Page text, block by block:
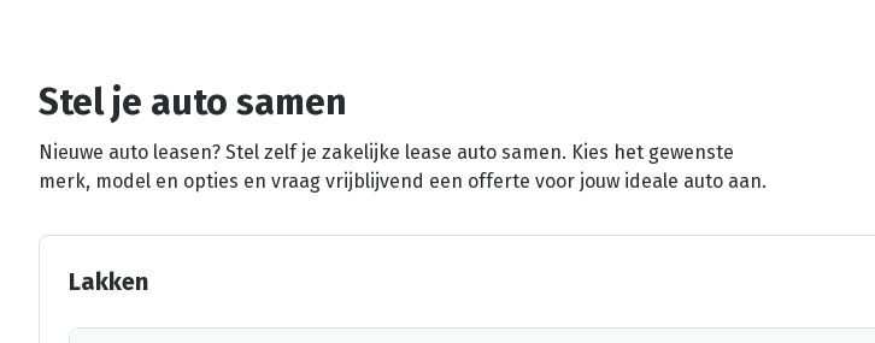
Stel je auto samen
Nieuwe auto leasen? Stel zelf je zakelijke lease auto samen. Kies het gewenste
merk, model en opties en vraag vrijblijvend een offerte voor jouw ideale auto aan.
Lakken